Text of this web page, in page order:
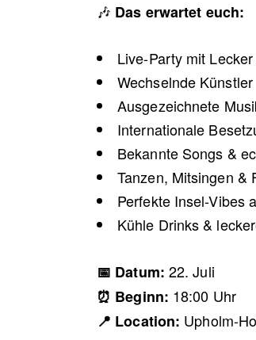
🎶 Das erwartet euch:
Live-Party mit
Wechselnde Künstler
Ausgezeichnete
Internationale
Bekannte Songs &
Tanzen, Mitsingen &
Perfekte Insel-Vibes
Kühle Drinks &
📅 Datum: 22. Juli
⏰ Beginn: 18:00 Uhr
📍 Location: Upholm-